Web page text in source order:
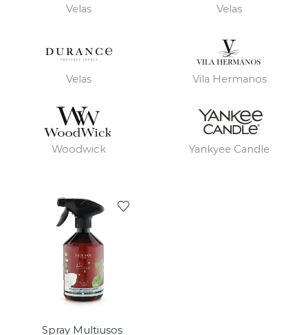
Velas Velas
Velas Vila Hermanos
Woodwick Yankyee Candle
Spray Multiusos